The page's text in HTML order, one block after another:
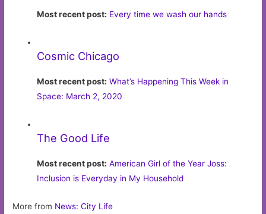
Most recent post: Every time we wash our hands
Cosmic Chicago
Most recent post: What’s Happening This Week in
Space: March 2, 2020
The Good Life
Most recent post: American Girl of the Year Joss:
Inclusion is Everyday in My Household
More from News: City Life